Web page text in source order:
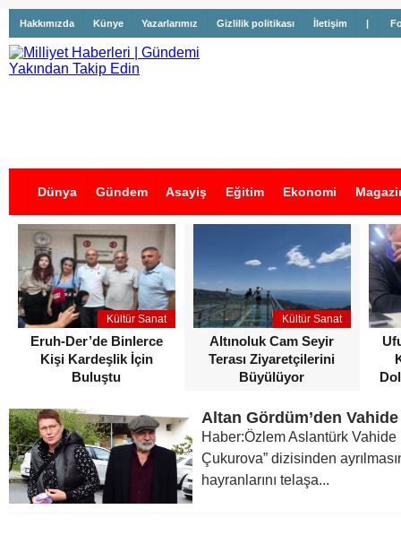
Hakkımızda Künye Yazarlarımız Gizlilik politikası İletişim |
Dünya Gündem Asayiş Eğitim Ekonomi
İş İlanları
Kültür Sanat
Eruh-Der’de Binlerce
Kişi Kardeşlik İçin
Buluştu
Kültür Sanat
Altınoluk Cam Seyir
Terası Ziyaretçilerini
Büyülüyor
Altan Gördüm’den
Haber:Özlem Aslantürk Vahide
Çukurova” dizisinden
hayranlarını telaşa...